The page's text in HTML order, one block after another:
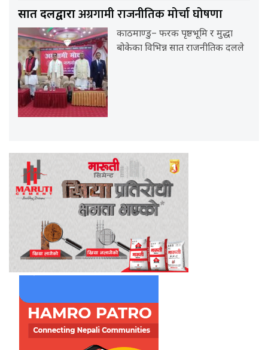
सात दलद्वाराअग्रगामी राजनीतिक मोर्चा घोषणा
काठमाण्डु– फरक पृष्ठभूमि र मुद्धा
बोकेका विभिन्न सात राजनीतिक दलले